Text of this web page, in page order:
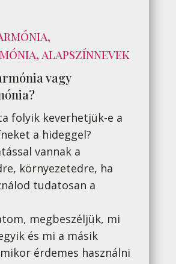
alapszínnevek
vagy
folyik keverhetjük-e a
a hideggel?
vannak a
környezetedre, ha
tudatosan a
megbeszéljük, mi
és mi a másik
érdemes használni